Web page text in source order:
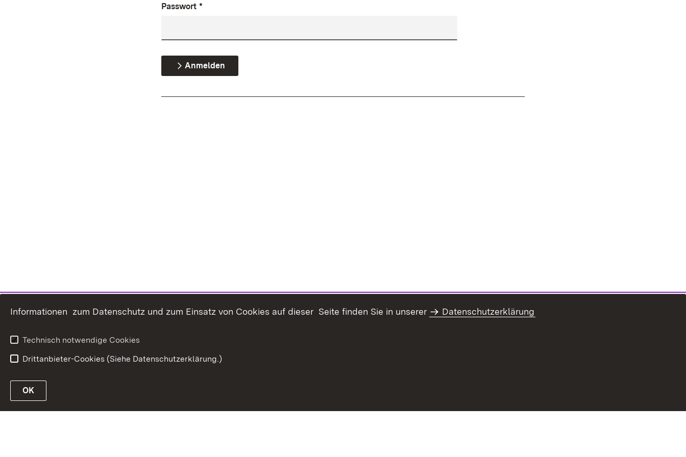
Passwort *
Anmelden
Informationen zum Datenschutz und zum Einsatz von Cookies auf dieser Seite finden Sie in unserer Datenschutzerklärung
Technisch notwendige Cookies
Drittanbieter-Cookies (Siehe Datenschutzerklärung.)
OK